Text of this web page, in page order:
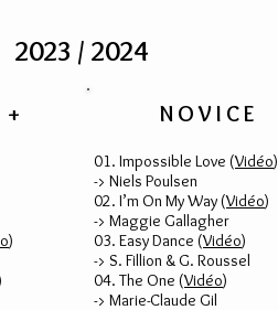
2023 / 2024
+
)
NOVICE
01. Impossible Love (Vidéo)
-> Niels Poulsen
02. I’m On My Way (Vidéo)
-> Maggie Gallagher
03. Easy Dance (Vidéo)
-> S. Fillion & G. Roussel
04. The One (Vidéo)
-> Marie-Claude Gil